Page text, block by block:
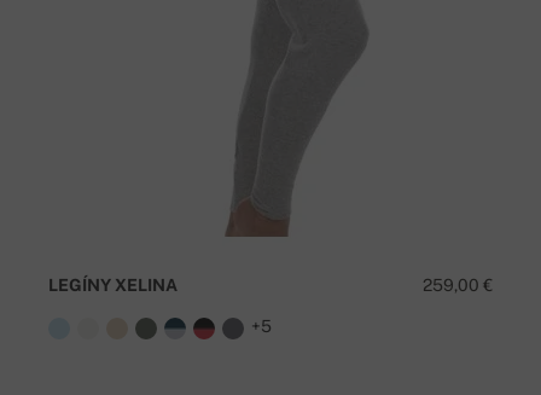
259,00 €
LEGÍNY XELINA
+5